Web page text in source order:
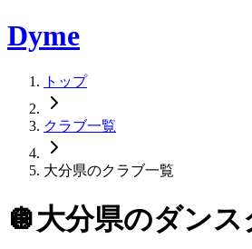
Dyme
トップ
クラブ一覧
大分県のクラブ一覧
🪩大分県のダンス